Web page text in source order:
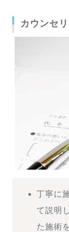
カウンセ
丁寧に
て説明
た施術